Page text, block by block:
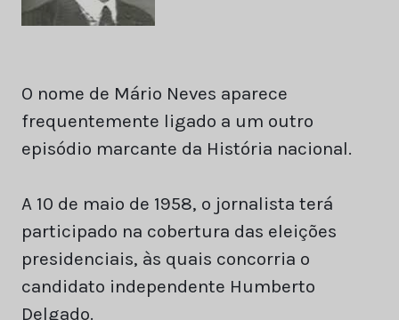
O nome de Mário Neves aparece
frequentemente ligado a um outro
episódio marcante da História nacional.
A 10 de maio de 1958, o jornalista terá
participado na cobertura das eleições
presidenciais, às quais concorria o
candidato independente Humberto
Delgado.